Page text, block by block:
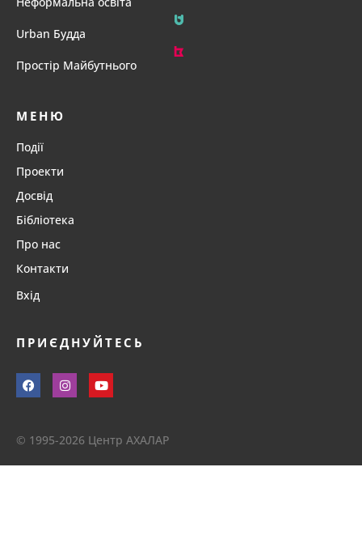
Urban Будда
Простір Майбутнього
МЕНЮ
Події
Проекти
Досвід
Бібліотека
Про нас
Контакти
Вхід
ПРИЄДНУЙТЕСЬ
© 1995-2026 Центр АХАЛАР